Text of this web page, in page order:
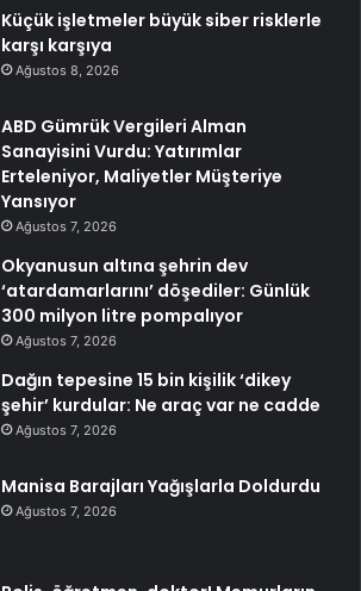
Küçük işletmeler büyük siber risklerle
karşı karşıya
Ağustos 8, 2026
ABD Gümrük Vergileri Alman
Sanayisini Vurdu: Yatırımlar
Erteleniyor, Maliyetler Müşteriye
Yansıyor
Ağustos 7, 2026
Okyanusun altına şehrin dev
‘atardamarlarını’ döşediler: Günlük
300 milyon litre pompalıyor
Ağustos 7, 2026
Dağın tepesine 15 bin kişilik ‘dikey
şehir’ kurdular: Ne araç var ne cadde
Ağustos 7, 2026
Manisa Barajları Yağışlarla Doldurdu
Ağustos 7, 2026